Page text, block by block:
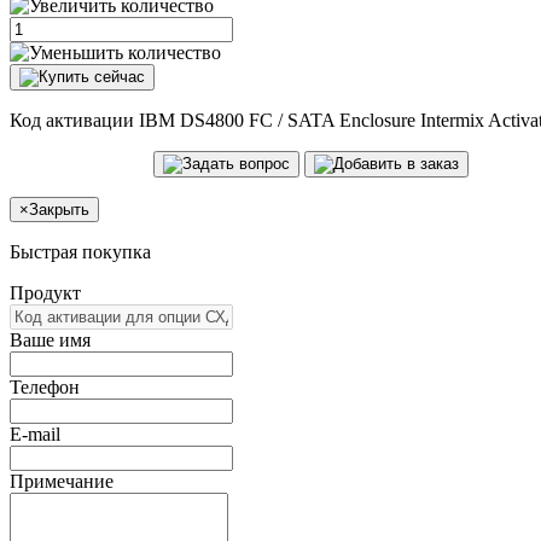
Код активации IBM DS4800 FC / SATA Enclosure Intermix
×Закрыть
Быстрая покупка
Продукт
Ваше имя
Телефон
E-mail
Примечание